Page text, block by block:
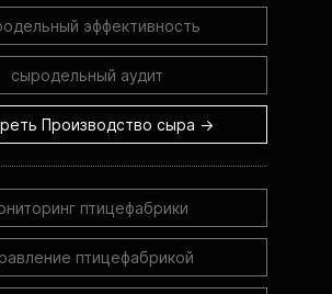
эффективность
сыродельный аудит
Производство сыра →
птицефабрики
птицефабрикой